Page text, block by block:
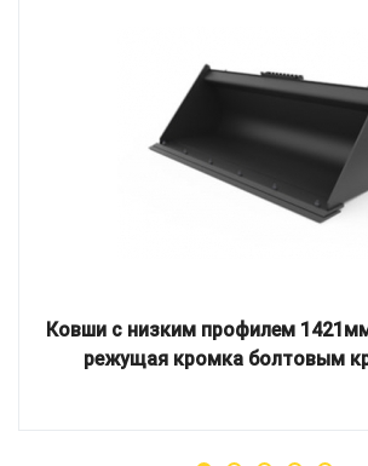
Ковши с низким профилем
режущая кромка болтовым